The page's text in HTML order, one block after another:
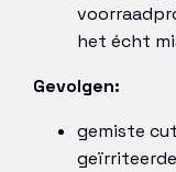
het écht
Gevolgen:
gemiste